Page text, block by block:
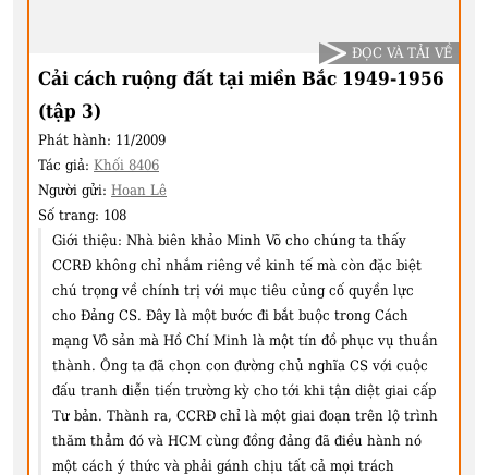
Cải cách ruộng đất tại miền Bắc 1949-1956
(tập 3)
Phát hành: 11/2009
Tác giả: Khối 8406
Người gửi: Hoan Lê
Số trang: 108
Giới thiệu: Nhà biên khảo Minh Võ cho chúng ta thấy
CCRĐ không chỉ nhắm riêng về kinh tế mà còn đặc biệt
chú trọng về chính trị với mục tiêu củng cố quyền lực
cho Đảng CS. Đây là một bước đi bắt buộc trong Cách
mạng Vô sản mà Hồ Chí Minh là một tín đồ phục vụ thuần
thành. Ông ta đã chọn con đường chủ nghĩa CS với cuộc
đấu tranh diễn tiến trường kỳ cho tới khi tận diệt giai cấp
Tư bản. Thành ra, CCRĐ chỉ là một giai đoạn trên lộ trình
thăm thẳm đó và HCM cùng đồng đảng đã điều hành nó
một cách ý thức và phải gánh chịu tất cả mọi trách
ĐỌC VÀ TẢI VỀ